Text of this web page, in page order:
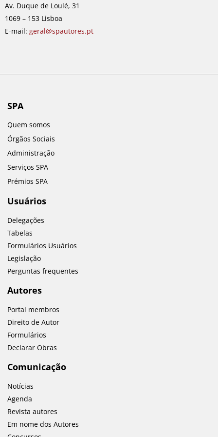
o
k
r
a
m
i
n
Av. Duque de Loulé, 31
1069 – 153 Lisboa
E-mail: geral@spautores.pt
SPA
Quem somos
Órgãos Sociais
Administração
Serviços SPA
Prémios SPA
Usuários
Delegações
Tabelas
Formulários Usuários
Legislação
Perguntas frequentes
Autores
Portal membros
Direito de Autor
Formulários
Declarar Obras
Comunicação
Notícias
Agenda
Revista autores
Em nome dos Autores